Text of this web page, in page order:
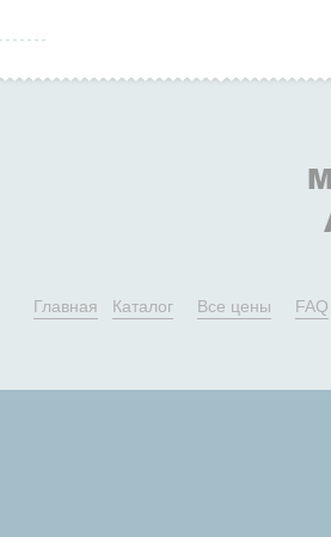
Главная Каталог Все цены FAQ